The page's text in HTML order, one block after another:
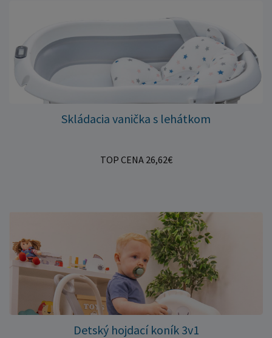
Skládacia vanička s lehátkom
TOP CENA 26,62€
Detský hojdací koník 3v1